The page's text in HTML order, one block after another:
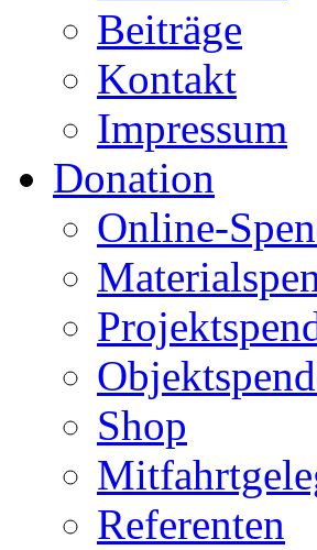
Beiträge
Kontakt
Impressum
Donation
Online-
Shop
Referenten